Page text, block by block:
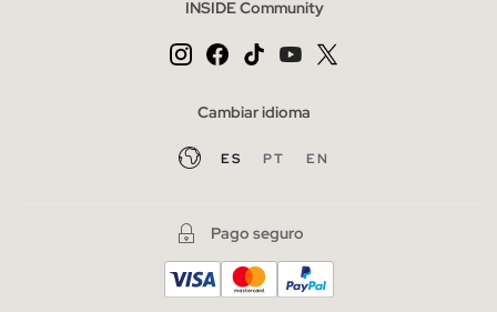
INSIDE Community
Cambiar idioma
ES PT EN
Pago seguro